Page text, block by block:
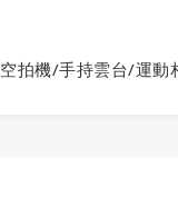
空拍機/手持雲台/運動